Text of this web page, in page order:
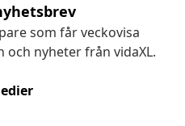
som får veckovisa
och nyheter från vidaXL.